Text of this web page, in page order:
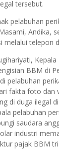
tersebut.
pelabuhan
Andika,
melalui telepon
BBM di
pelabuhan
fakta foto dan
di duga ilegal
pelabuhan
saudara
industri
pajak BBM